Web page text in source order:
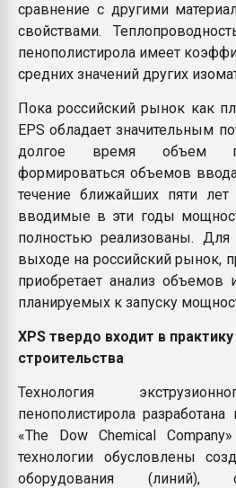
сравнение с другими
свойствами.
пенополистирола имеет
средних значений других
Пока российский рынок как
EPS обладает значительным
долгое время объем
формироваться объемов
течение ближайших пяти
вводимые в эти годы
полностью реализованы.
выходе на российский рынок,
приобретает анализ объемов
планируемых к запуску
XPS твердо входит в
строительства
Технология
пенополистирола
«The Dow Chemical
технологии обусловлены
оборудования (линий),